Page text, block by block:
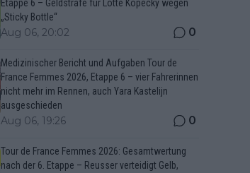
Etappe 6 – Geldstrafe für Lotte Kopecky wegen
„Sticky Bottle“
Aug 06, 20:02 0
Medizinischer Bericht und Aufgaben Tour de
France Femmes 2026, Etappe 6 – vier Fahrerinnen
nicht mehr im Rennen, auch Yara Kastelijn
ausgeschieden
Aug 06, 19:26 0
Tour de France Femmes 2026: Gesamtwertung
nach der 6. Etappe – Reusser verteidigt Gelb,